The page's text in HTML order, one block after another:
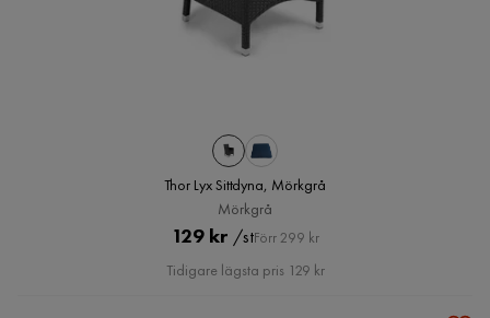
Thor Lyx Sittdyna, Mörkgrå
Mörkgrå
Pris
129 kr /stOriginal
Pris
Förr 299 kr
Tidigare lägsta pris 129 kr